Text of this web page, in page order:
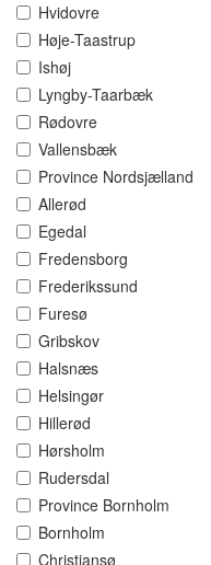
Hvidovre
Høje-Taastrup
Ishøj
Lyngby-Taarbæk
Rødovre
Vallensbæk
Province Nordsjælland
Allerød
Egedal
Fredensborg
Frederikssund
Furesø
Gribskov
Halsnæs
Helsingør
Hillerød
Hørsholm
Rudersdal
Province Bornholm
Bornholm
Christiansø